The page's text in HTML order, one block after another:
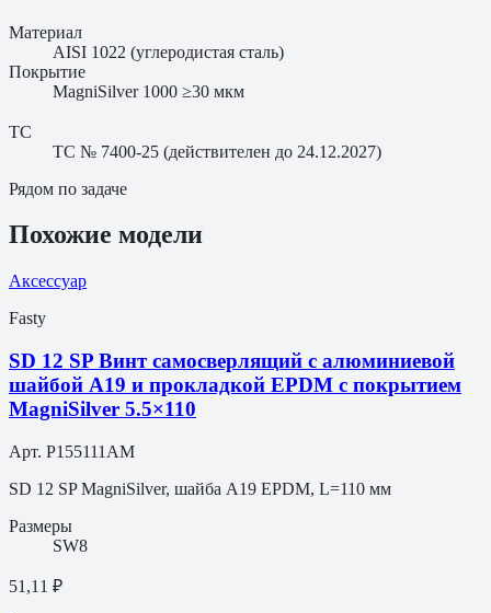
Материал
AISI 1022 (углеродистая сталь)
Покрытие
MagniSilver 1000 ≥30 мкм
ТС
ТС № 7400-25 (действителен до 24.12.2027)
Рядом по задаче
Похожие модели
Аксессуар
Fasty
SD 12 SP Винт самосверлящий с алюминиевой
шайбой A19 и прокладкой EPDM с покрытием
MagniSilver 5.5×110
Арт. P155111AM
SD 12 SP MagniSilver, шайба A19 EPDM, L=110 мм
Размеры
SW8
51,11 ₽